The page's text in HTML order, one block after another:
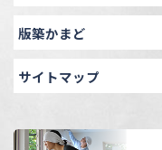
版築かまど
サイトマップ